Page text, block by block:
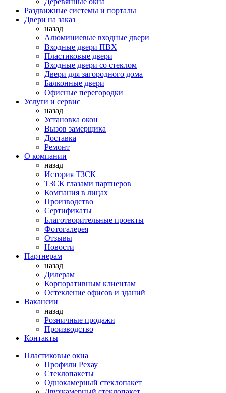
Раздвижные системы и порталы
Двери на заказ
назад
Алюминиевые входные двери
Входные двери ПВХ
Пластиковые двери
Входные двери со стеклом
Двери для загородного дома
Балконные двери
Офисные перегородки
Услуги и сервис
назад
Установка окон
Вызов замерщика
Доставка
Ремонт
О компании
назад
История ТЗСК
ТЗСК глазами партнеров
Компания в лицах
Производство
Сертификаты
Благотворительные проекты
Фотогалерея
Отзывы
Новости
Партнерам
назад
Дилерам
Корпоративным клиентам
Остекление офисов и зданий
Вакансии
назад
Розничные продажи
Производство
Контакты
Пластиковые окна
Профили Рехау
Стеклопакеты
Однокамерный стеклопакет